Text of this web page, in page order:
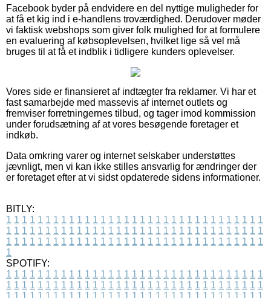
Facebook byder på endvidere en del nyttige muligheder for
at få et kig ind i e-handlens troværdighed. Derudover møder
vi faktisk webshops som giver folk mulighed for at formulere
en evaluering af købsoplevelsen, hvilket lige så vel må
bruges til at få et indblik i tidligere kunders oplevelser.
Vores side er finansieret af indtægter fra reklamer. Vi har et
fast samarbejde med massevis af internet outlets og
fremviser forretningernes tilbud, og tager imod kommission
under forudsætning af at vores besøgende foretager et
indkøb.
Data omkring varer og internet selskaber understøttes
jævnligt, men vi kan ikke stilles ansvarlig for ændringer der
er foretaget efter at vi sidst opdaterede sidens informationer.
BITLY:
1 1 1 1 1 1 1 1 1 1 1 1 1 1 1 1 1 1 1 1 1 1 1 1 1 1 1 1 1 1 1 1 1
1 1 1 1 1 1 1 1 1 1 1 1 1 1 1 1 1 1 1 1 1 1 1 1 1 1 1 1 1 1 1 1 1
1 1 1 1 1 1 1 1 1 1 1 1 1 1 1 1 1 1 1 1 1 1 1 1 1 1 1 1 1 1 1 1 1
1
SPOTIFY:
1 1 1 1 1 1 1 1 1 1 1 1 1 1 1 1 1 1 1 1 1 1 1 1 1 1 1 1 1 1 1 1 1
1 1 1 1 1 1 1 1 1 1 1 1 1 1 1 1 1 1 1 1 1 1 1 1 1 1 1 1 1 1 1 1 1
1 1 1 1 1 1 1 1 1 1 1 1 1 1 1 1 1 1 1 1 1 1 1 1 1 1 1 1 1 1 1 1 1